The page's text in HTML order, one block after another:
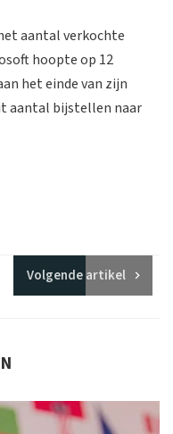
aantal verkochte
hoopte op 12
het einde van zijn
aantal bijstellen naar
Volgendeartikel